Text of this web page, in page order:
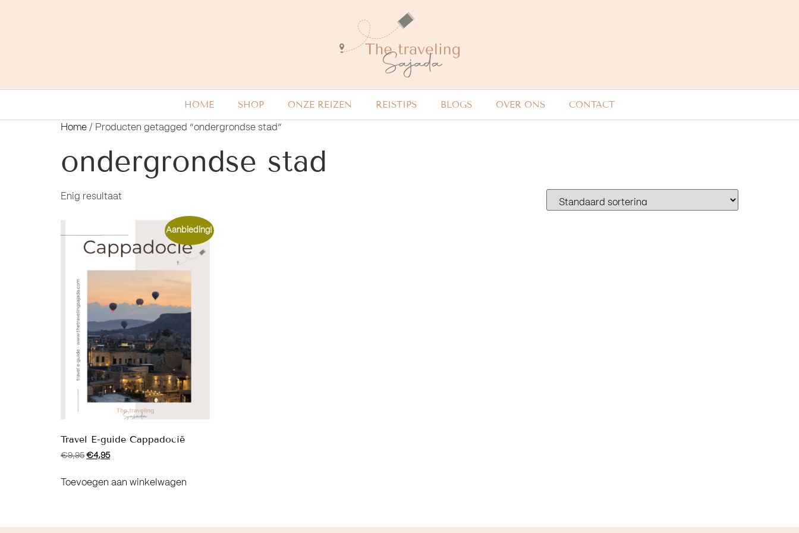
HOME SHOP ONZE REIZEN REISTIPS BLOGS OVER ONS CONTACT
Home / Producten getagged “ondergrondse stad”
ondergrondse stad
Enig resultaat
Aanbieding!
Travel E-guide Cappadocië
€9,95 €4,95
Toevoegen aan winkelwagen